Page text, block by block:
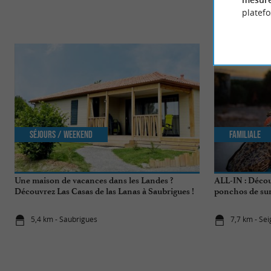
Une maison de vacances dans les Landes ?
Découvrez Las Casas de las Lanas à Saubrigues !
5,4 km - Saubrigues
Séjours / Weekend
ALL-IN :
ponchos de
7,7 km -
Familiale